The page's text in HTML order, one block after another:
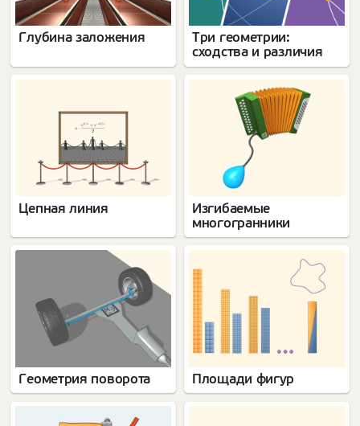
Глубина заложения
Три геометрии:
сходства и различия
Цепная линия
Изгибаемые
многогранники
Геометрия поворота Площади фигур